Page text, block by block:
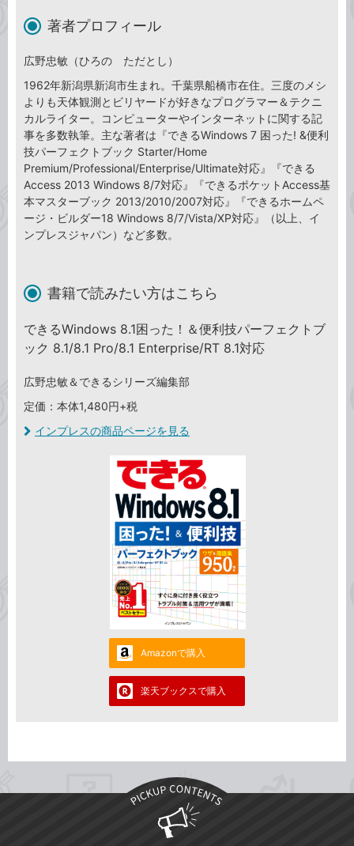
著者プロフィール
広野忠敏（ひろの ただとし）
1962年新潟県新潟市生まれ。千葉県船橋市在住。三度のメシ
よりも天体観測とビリヤードが好きなプログラマー＆テクニ
カルライター。コンピューターやインターネットに関する記
事を多数執筆。主な著者は『できるWindows 7 困った! &便利
技パーフェクトブック Starter/Home
Premium/Professional/Enterprise/Ultimate対応』『できる
Access 2013 Windows 8/7対応』『できるポケットAccess基
本マスターブック 2013/2010/2007対応』『できるホームペ
ージ・ビルダー18 Windows 8/7/Vista/XP対応』（以上、イ
ンプレスジャパン）など多数。
書籍で読みたい方はこちら
できるWindows 8.1困った！＆便利技パーフェクトブ
ック 8.1/8.1 Pro/8.1 Enterprise/RT 8.1対応
広野忠敏＆できるシリーズ編集部
定価：本体1,480円+税
インプレスの商品ページを見る
Amazonで購入
楽天ブックスで購入